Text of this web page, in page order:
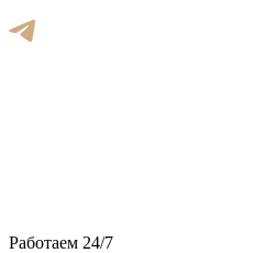
Работаем 24/7